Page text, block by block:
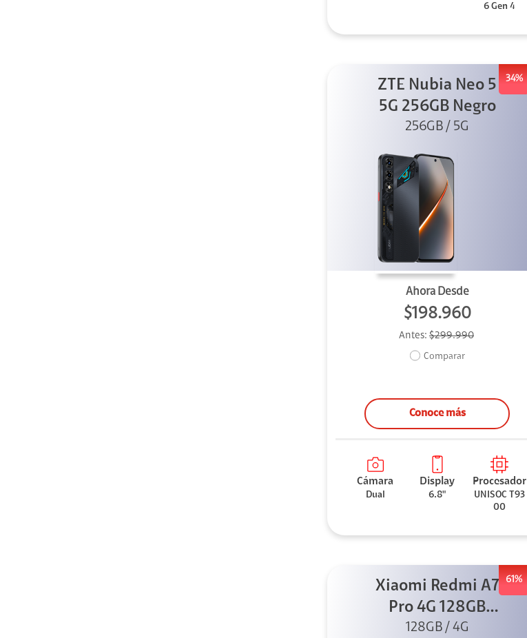
6 Gen 4
34%
ZTE Nubia Neo 5
5G 256GB Negro
256GB / 5G
Ahora Desde
$198.960
Antes: $299.990
Comparar
Conoce más
Cámara
Dual
Display
6.8"
Procesador
UNISOC T93
00
61%
Xiaomi Redmi A7
Pro 4G 128GB
Azul + Cargador
128GB / 4G